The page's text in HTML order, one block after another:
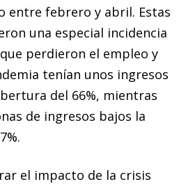
entre febrero y abril. Estas
una especial incidencia
perdieron el empleo y
tenían unos ingresos
del 66%, mientras
de ingresos bajos la
el impacto de la crisis